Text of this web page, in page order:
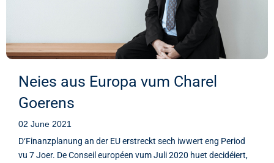
Neies aus Europa vum Charel
Goerens
02 June 2021
D‘Finanzplanung an der EU erstreckt sech iwwert eng Period
vu 7 Joer. De Conseil européen vum Juli 2020 huet decidéiert,